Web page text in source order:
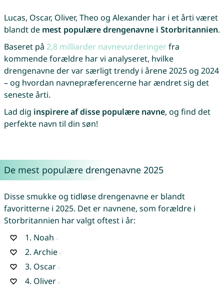
Lucas, Oscar, Oliver, Theo og Alexander har i et årti været
blandt de mest populære drengenavne i Storbritannien.
Baseret på 2,8 milliarder navnevurderingerfra
kommende forældre har vi analyseret, hvilke
drengenavne der var særligt trendy i årene 2025 og 2024
– og hvordan navnepræferencerne har ændret sig det
seneste årti.
Lad dig inspirere af disse populære navne, og find det
perfekte navn til din søn!
De mest populære drengenavne 2025
Disse smukke og tidløse drengenavne er blandt
favoritterne i 2025. Det er navnene, som forældre i
Storbritannien har valgt oftest i år:
1. Noah
2. Archie
3. Oscar
4. Oliver